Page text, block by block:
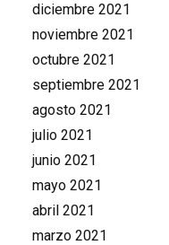
diciembre 2021
noviembre 2021
octubre 2021
septiembre 2021
agosto 2021
julio 2021
junio 2021
mayo 2021
abril 2021
marzo 2021